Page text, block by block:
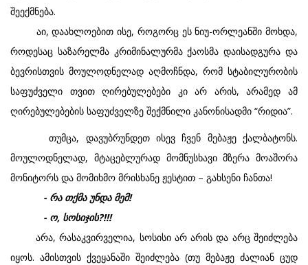
შეექმნება.
აი, დაახლოებით ისე, როგორც ეს ნიუ-ორლეანში მოხდა,
როდესაც საზარელმა კრიმინალურმა ქაოსმა დაისადგურა და
ბევრისთვის მოულოდნელად აღმოჩნდა, რომ სტაბილურობის
საფუძველი თვით ღირებულებები კი არ არის, არამედ ამ
ღირებულებების საფუძველზე შექმნილი კანონისადმი “რიდია”.
თუმცა, დავუბრუნდეთ ისევ ჩვენ მებაჟე ქალბატონს.
მოულოდნელად, მტაცებლურად მომნუსხავი მზერა მოაშორა
მონიტორს და მომიხმო მრისხანე ჟესტით – გახსენი ჩანთა!
- რა თქმა უნდა მემ!
- ო, სოსიჯის?!!!
არა, რასაკვირველია, სოსისი არ არის და არც შეიძლება
იყოს. ამისთვის ქვეყანაში შეიძლება (თუ მებაჟე ძალიან ცუდ